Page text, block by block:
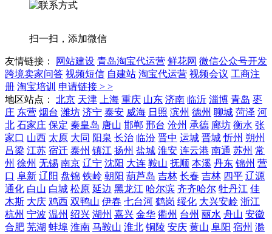
扫一扫，添加微信
友情链接： 网站建设 青岛淘宝代运营 鲜花网 微信公众号开发
跨境卖家问答 视频短信 自建站 淘宝代运营 视频会议 工商注
册 淘宝培训 申请链接 > >
地区站点：
北京 天津 上海 重庆 山东 济南 临沂 淄博 青岛 枣
庄 东营 烟台 潍坊 济宁 泰安 威海 日照 滨州 德州 聊城 菏泽 河
北 石家庄 保定 秦皇岛 唐山 邯郸 邢台 沧州 承德 廊坊 衡水 张
家口 山西 太原 大同 阳泉 长治 临汾 晋中 运城 晋城 忻州 朔州
吕梁 江苏 宿迁 泰州 镇江 扬州 盐城 淮安 连云港 南通 苏州 常
州 徐州 无锡 南京 辽宁 沈阳 大连 鞍山 抚顺 本溪 丹东 锦州 营
口 阜新 辽阳 盘锦 铁岭 朝阳 葫芦岛 吉林 长春 吉林 四平 辽源
通化 白山 白城 松原 延边 黑龙江 哈尔滨 齐齐哈尔 牡丹江 佳
木斯 大庆 鸡西 双鸭山 伊春 七台河 鹤岗 绥化 大兴安岭 浙江
杭州 宁波 温州 绍兴 湖州 嘉兴 金华 衢州 台州 丽水 舟山 安徽
合肥 芜湖 蚌埠 淮南 马鞍山 淮北 铜陵 安庆 黄山 阜阳 宿州 滁